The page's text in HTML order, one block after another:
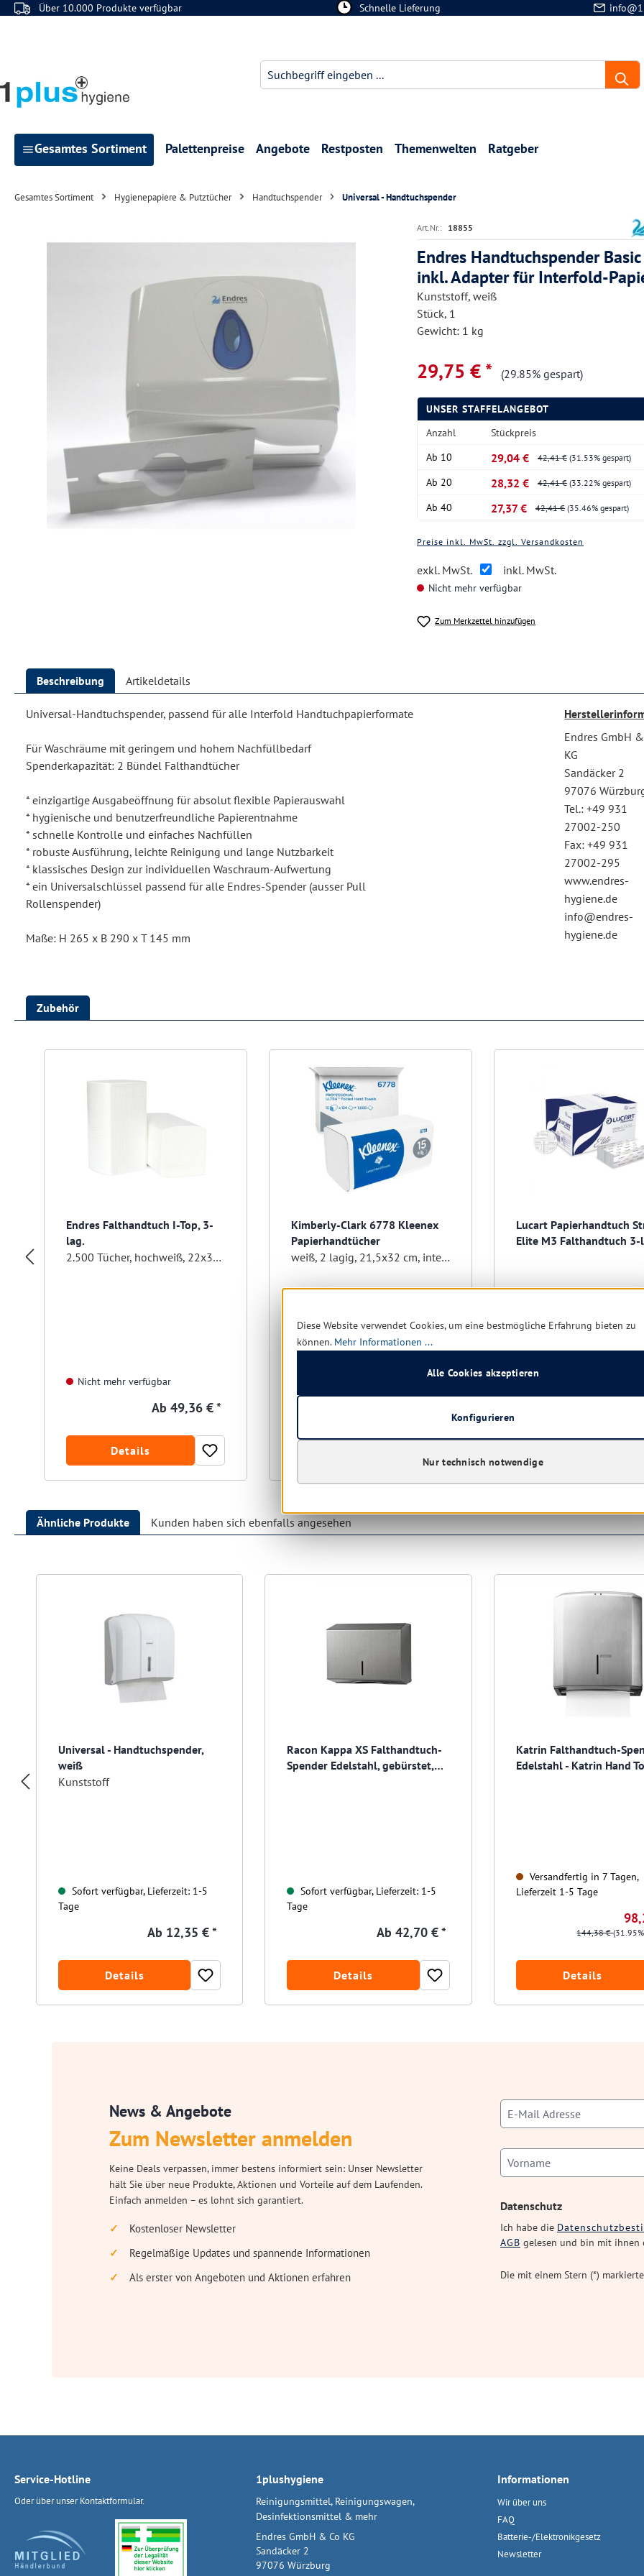
Hauptinhalt springen
Zur Suche springen
Zur Hauptnavigation springen
Über 10.000 Produkte verfügbar Schnelle Lieferung
Gesamtes Sortiment Palettenpreise Angebote Restposten Themenwelten Ratgeber
Gesamtes Sortiment Hygienepapiere & Putztücher Handtuchspender Universal - Handtuchspender
Bildergalerie überspringen
Art.Nr.: 18855
Endres Handtuchspender
inkl. Adapter für Interfold-
Kunststoff, weiß
Stück, 1
Gewicht: 1 kg
29,75 € * (29.85% gespart)
UNSER STAFFELANGEBOT
Anzahl
Stückpreis
Ab 10 29,04 € 42,41 € (31.53% gespart)
Ab 20 28,32 € 42,41 € (33.22% gespart)
Ab 40 27,37 € 42,41 € (35.46% gespart)
Preise inkl. MwSt. zzgl. Versandkosten
exkl. MwSt. inkl. MwSt.
Nicht mehr verfügbar
Zum Merkzettel hinzufügen
Beschreibung Artikeldetails
Universal-Handtuchspender, passend für alle Interfold Handtuchpapierformate
Für Waschräume mit geringem und hohem Nachfüllbedarf
Spenderkapazität: 2 Bündel Falthandtücher
* einzigartige Ausgabeöffnung für absolut flexible Papierauswahl
* hygienische und benutzerfreundliche Papierentnahme
* schnelle Kontrolle und einfaches Nachfüllen
* robuste Ausführung, leichte Reinigung und lange Nutzbarkeit
* klassisches Design zur individuellen Waschraum-Aufwertung
* ein Universalschlüssel passend für alle Endres-Spender (ausser Pull
Rollenspender)
Maße: H 265 x B 290 x T 145 mm
Endres GmbH
KG
Sandäcker 2
97076
Tel.: +49 931
27002-250
Fax: +49 931
27002-295
www.endres-
hygiene.de
info@endres-
hygiene.de
Zubehör
Endres Falthandtuch I-Top, 3-
lag.
2.500 Tücher, hochweiß, 22x32 cm, Interfold
Nicht mehr verfügbar
Ab 49,36 € *
Details
Kimberly-Clark 6778 Kleenex
Papierhandtücher
weiß, 2 lagig, 21,5x32 cm, interfold
62,48 € *
Lucart Papierhandtuch
Elite M3 Falthandtuch 3-
Ähnliche Produkte Kunden haben sich ebenfalls angesehen
Universal - Handtuchspender,
weiß
Kunststoff
Sofort verfügbar, Lieferzeit: 1-5
Tage
Ab 12,35 € *
Details
Racon Kappa XS Falthandtuch-
Spender Edelstahl, gebürstet,
Sofort verfügbar, Lieferzeit: 1-5
Tage
Ab 42,70 € *
Details
Katrin Falthandtuch-
Edelstahl - Katrin Hand
Versandfertig in 7 Tagen,
Lieferzeit 1-5 Tage
144,38 €
Details
News & Angebote
Zum Newsletter anmelden
Keine Deals verpassen, immer bestens informiert sein: Unser Newsletter
hält Sie über neue Produkte, Aktionen und Vorteile auf dem Laufenden.
Einfach anmelden – es lohnt sich garantiert.
Kostenloser Newsletter
Regelmäßige Updates und spannende Informationen
Als erster von Angeboten und Aktionen erfahren
Datenschutz
Ich habe die
AGB gelesen und bin mit ihnen
Die mit einem Stern (*)
Service-Hotline
Oder über unserKontaktformular.
1plushygiene
Reinigungsmittel, Reinigungswagen,
Desinfektionsmittel & mehr
Endres GmbH & Co KG
Sandäcker 2
97076 Würzburg
Informationen
Wir über uns
FAQ
Batterie-/Elektronikgesetz
Newsletter
Diese Website verwendet Cookies, um eine bestmögliche Erfahrung bieten zu
können. Mehr Informationen ...
Nur technisch notwendige
Konfigurieren
Alle Cookies akzeptieren